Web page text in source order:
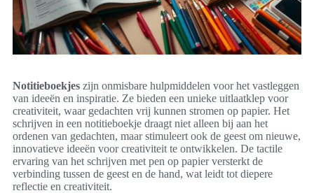
Notitieboekjes zijn onmisbare hulpmiddelen voor het vastleggen
van ideeën en inspiratie. Ze bieden een unieke uitlaatklep voor
creativiteit, waar gedachten vrij kunnen stromen op papier. Het
schrijven in een notitieboekje draagt niet alleen bij aan het
ordenen van gedachten, maar stimuleert ook de geest om nieuwe,
innovatieve ideeën voor creativiteit te ontwikkelen. De tactile
ervaring van het schrijven met pen op papier versterkt de
verbinding tussen de geest en de hand, wat leidt tot diepere
reflectie en creativiteit.